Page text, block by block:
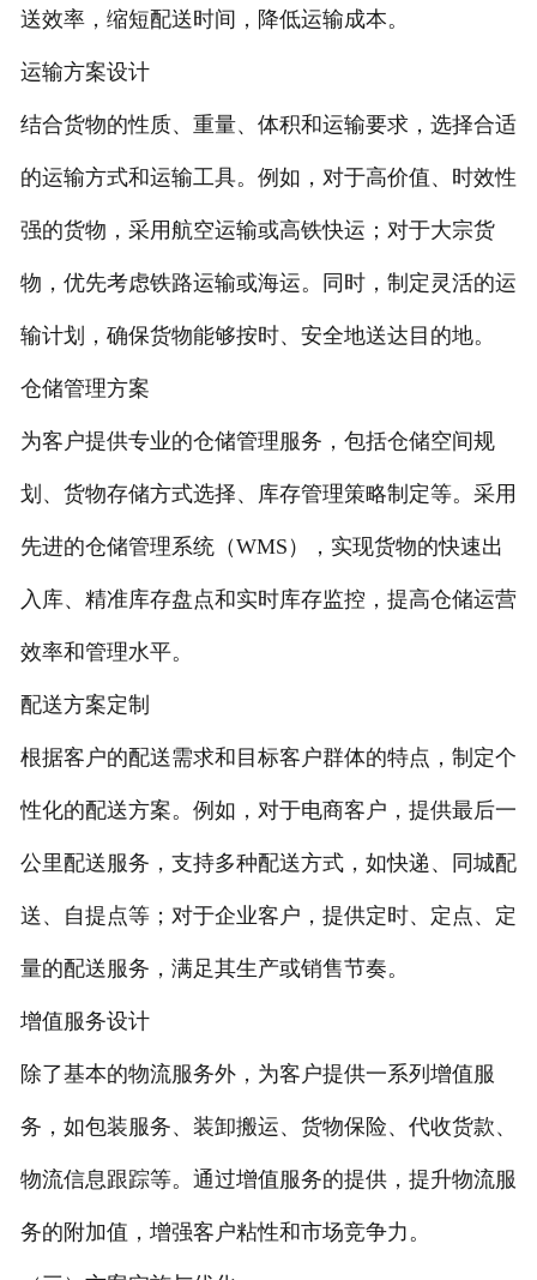
送效率，缩短配送时间，降低运输成本。
运输方案设计
结合货物的性质、重量、体积和运输要求，选择合适
的运输方式和运输工具。例如，对于高价值、时效性
强的货物，采用航空运输或高铁快运；对于大宗货
物，优先考虑铁路运输或海运。同时，制定灵活的运
输计划，确保货物能够按时、安全地送达目的地。
仓储管理方案
为客户提供专业的仓储管理服务，包括仓储空间规
划、货物存储方式选择、库存管理策略制定等。采用
先进的仓储管理系统（WMS），实现货物的快速出
入库、精准库存盘点和实时库存监控，提高仓储运营
效率和管理水平。
配送方案定制
根据客户的配送需求和目标客户群体的特点，制定个
性化的配送方案。例如，对于电商客户，提供最后一
公里配送服务，支持多种配送方式，如快递、同城配
送、自提点等；对于企业客户，提供定时、定点、定
量的配送服务，满足其生产或销售节奏。
增值服务设计
除了基本的物流服务外，为客户提供一系列增值服
务，如包装服务、装卸搬运、货物保险、代收货款、
物流信息跟踪等。通过增值服务的提供，提升物流服
务的附加值，增强客户粘性和市场竞争力。